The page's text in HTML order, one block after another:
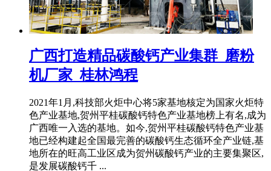
广西打造精品碳酸钙产业集群_磨粉
机厂家_桂林鸿程
2021年1月,科技部火炬中心将5家基地核定为国家火炬特
色产业基地,贺州平桂碳酸钙特色产业基地榜上有名,成为
广西唯一入选的基地。如今,贺州平桂碳酸钙特色产业基
地已经构建起全国最完善的碳酸钙生态循环全产业链,基
地所在的旺高工业区成为贺州碳酸钙产业的主要集聚区,
是发展碳酸钙千 ...